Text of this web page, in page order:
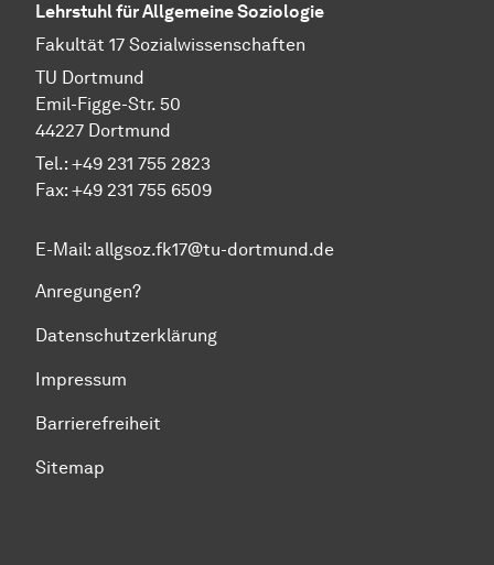
Lehrstuhl für Allgemeine Soziologie
Fakultät 17 Sozial­wissen­schaften
TU Dort­mund
Emil-Figge-Str. 50
44227 Dort­mund
Tel.: +49 231 755 2823
Fax: +49 231 755 6509
E-Mail: allgsoz.fk17@tu-dortmund.de
Anregungen?
Datenschutzerklärung
Impressum
Barrierefreiheit
Sitemap